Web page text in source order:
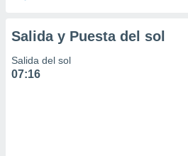
Salida y Puesta del sol
Salida del sol
07:16